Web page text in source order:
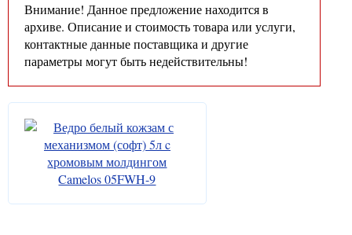
Внимание! Данное предложение находится в
архиве. Описание и стоимость товара или услуги,
контактные данные поставщика и другие
параметры могут быть недействительны!